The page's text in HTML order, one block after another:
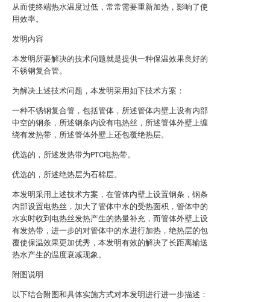
从而使终端热水温度过低，常常需要重新加热，影响了使
用效率。
发明内容
本发明所要解决的技术问题就是提供一种保温效果良好的
不锈钢复合管。
为解决上述技术问题，本发明采用如下技术方案：
一种不锈钢复合管，包括管体，所述管体内壁上设有内部
中空的钢条，所述钢条内设有电热丝，所述管体外壁上缠
绕有发热带，所述管体外壁上还包覆绝热层。
优选的，所述发热带为PTC电热带。
优选的，所述绝热层为石棉层。
本发明采用上述技术方案，在管体内壁上设置钢条，钢条
内部设置电热丝，加大了管体中水的受热面积，管体中的
水实时收到电热丝发热产生的热量补充，而管体外壁上设
有发热带，进一步的对管体中的水进行加热，绝热层的包
覆使保温效果更加优秀，本发明有效的解决了长距离输送
热水产生的温度衰减现象。
附图说明
以下结合附图和具体实施方式对本发明进行进一步描述：